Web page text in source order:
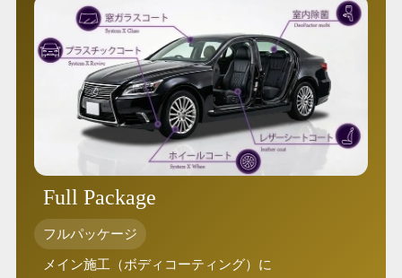
Full Package
フルパッケージ
メイン施工（ボディコーティング）に